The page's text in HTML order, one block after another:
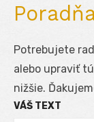
Potrebujete
alebo upraviť
nižšie.
VÁŠ TEXT